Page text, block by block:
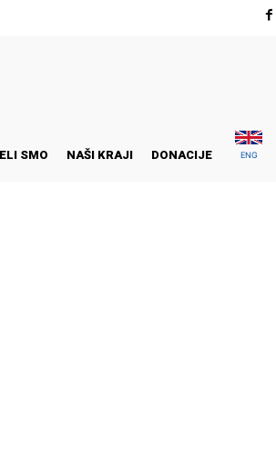
SMO NAŠI KRAJI DONACIJE ENG